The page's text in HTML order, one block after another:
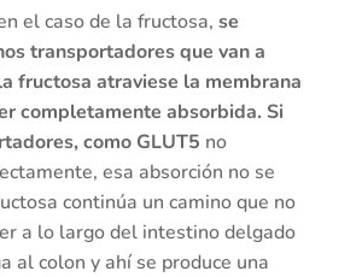
el caso de la fructosa, se
transportadores que van a
fructosa atraviese la membrana
completamente absorbida. Si
como GLUT5 no
esa absorción no se
continúa un camino que no
a lo largo del intestino delgado
al colon y ahí se produce una